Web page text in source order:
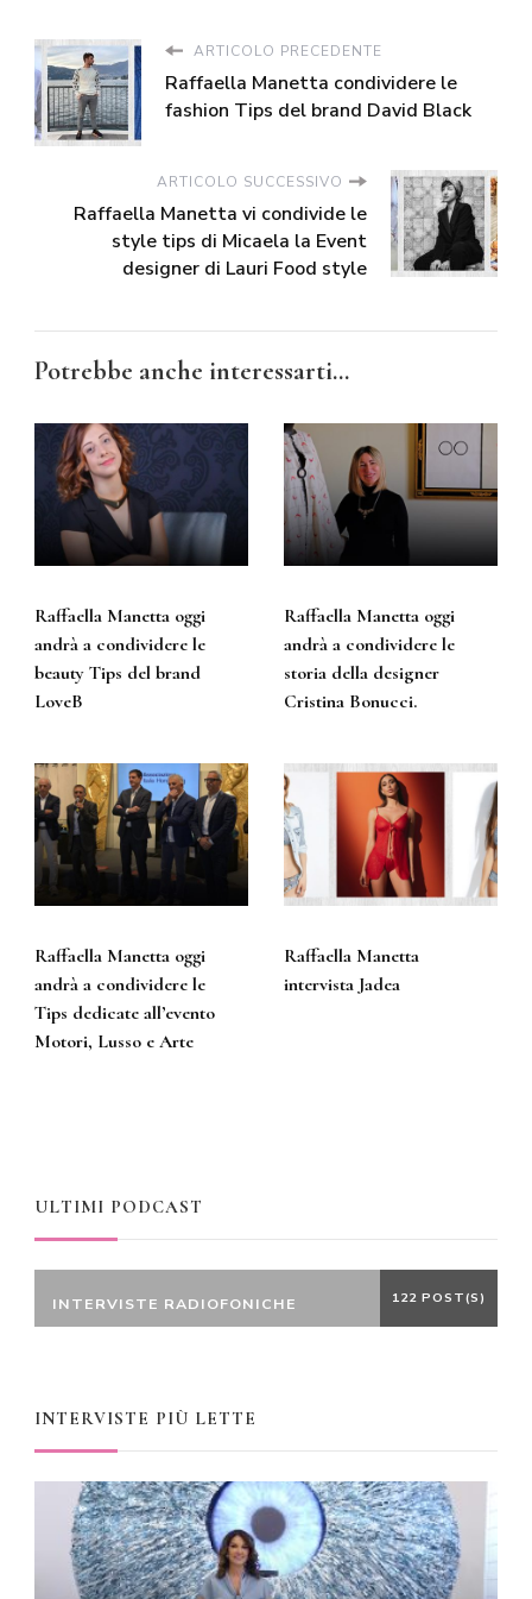
ARTICOLO PRECEDENTE
Raffaella Manetta condividere le
fashion Tips del brand David Black
ARTICOLO SUCCESSIVO
Raffaella Manetta vi condivide le
style tips di Micaela la Event
designer di Lauri Food style
Potrebbe anche interessarti...
Raffaella Manetta oggi
andrà a condividere le
beauty Tips del brand
LoveB
Raffaella Manetta oggi
andrà a condividere le
storia della designer
Cristina Bonucci.
Raffaella Manetta oggi
andrà a condividere le
Tips dedicate all’evento
Motori, Lusso e Arte
Raffaella Manetta
intervista Jadea
ULTIMI PODCAST
INTERVISTE RADIOFONICHE 122 POST(S)
INTERVISTE PIÙ LETTE